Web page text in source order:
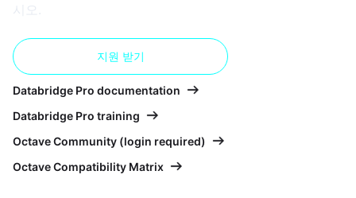
시오.
지원 받기
Databridge Pro documentation
Databridge Pro training
Octave Community (login required)
Octave Compatibility Matrix